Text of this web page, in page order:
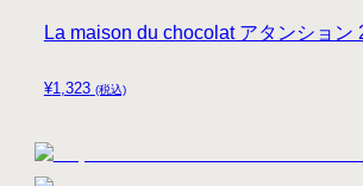
¥1,323 (税込)
La maison du chocolat アタンション